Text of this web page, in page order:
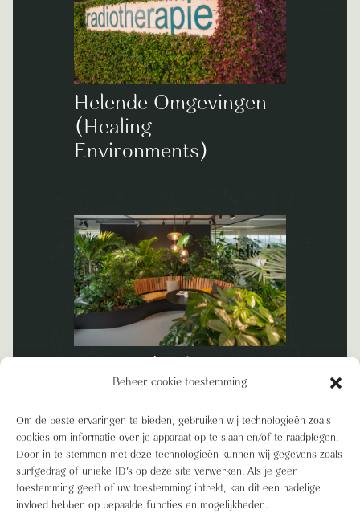
Beheer cookie toestemming
Om de beste ervaringen te bieden, gebruiken wij technologieën zoals
cookies om informatie over je apparaat op te slaan en/of te raadplegen.
Door in te stemmen met deze technologieën kunnen wij gegevens zoals
surfgedrag of unieke ID's op deze site verwerken. Als je geen
toestemming geeft of uw toestemming intrekt, kan dit een nadelige
invloed hebben op bepaalde functies en mogelijkheden.
Helende Omgevingen
(Healing
Environments)
projectbeplanting